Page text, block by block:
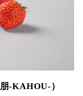
‐KAHOU‐）